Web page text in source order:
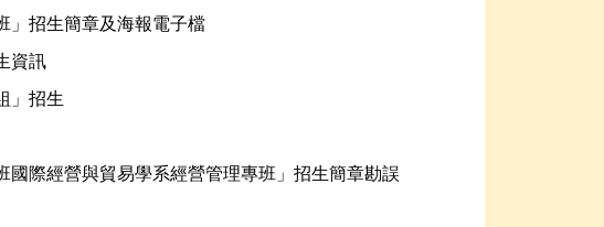
」招生簡章及海報電子檔
資訊
」招生
際經營與貿易學系經營管理專班」招生簡章勘誤